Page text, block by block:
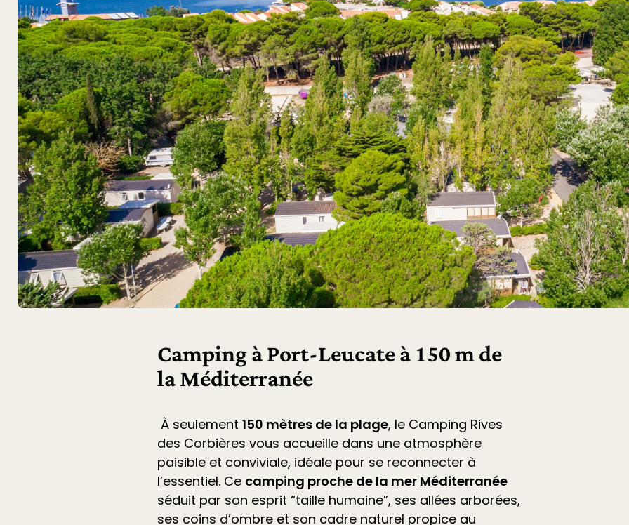
Camping à Port-Leucate à 150 m de
la Méditerranée
À seulement 150 mètres de la plage, le Camping Rives
des Corbières vous accueille dans une atmosphère
paisible et conviviale, idéale pour se reconnecter à
l’essentiel. Ce camping proche de la mer Méditerranée
séduit par son esprit “taille humaine”, ses allées arborées,
ses coins d’ombre et son cadre naturel propice au